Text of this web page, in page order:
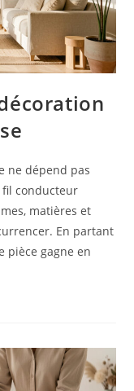
ne dépend pas
fil conducteur
matières et
En partant
pièce gagne en